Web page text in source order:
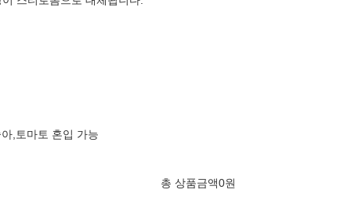
,토마토 혼입 가능
총 상품금액0원